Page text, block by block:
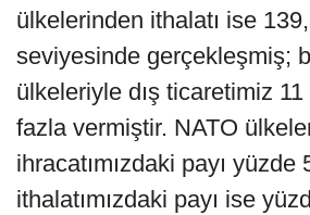
ülkelerinden ithalatı ise
seviyesinde gerçekleşmiş;
ülkeleriyle dış ticaretimiz
fazla vermiştir. NATO
ihracatımızdaki payı yüzde
ithalatımızdaki payı ise